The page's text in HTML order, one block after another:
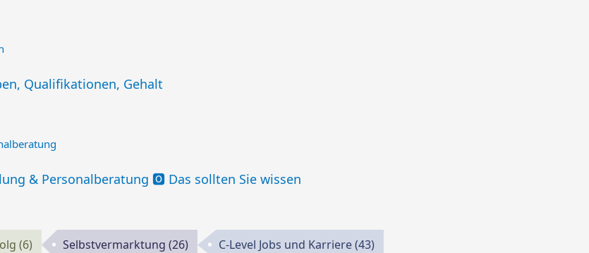
Qualifikationen, Gehalt
& Personalberatung 🅾️ Das sollten Sie wissen
(6) Selbstvermarktung (26) C-Level Jobs und Karriere(43)